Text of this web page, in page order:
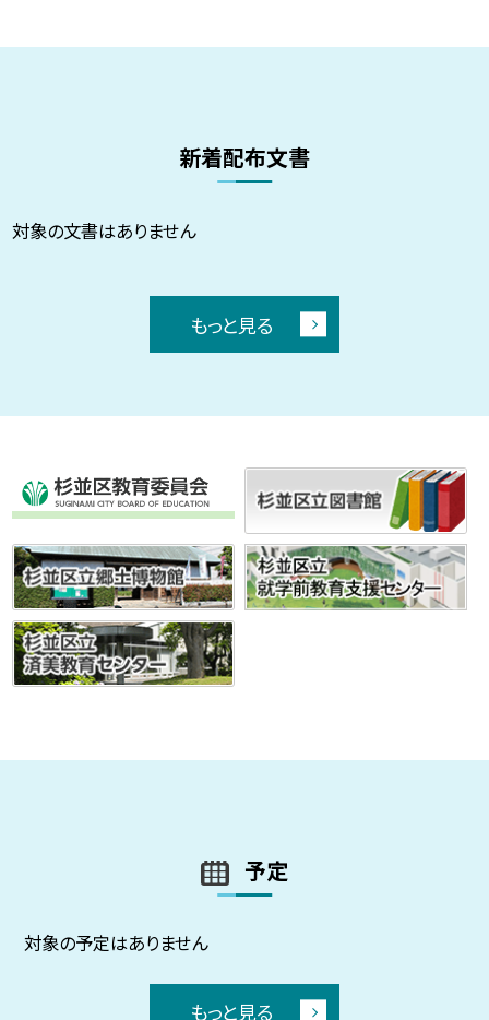
新着配布文書
対象の文書はありません
もっと見る
予定
対象の予定はありません
もっと見る